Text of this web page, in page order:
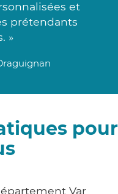
et
prétendants
»
pour
Var